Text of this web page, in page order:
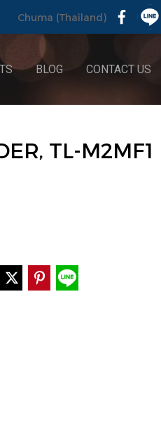
Chuma (Thailand)
BLOG CONTACT US
TL-M2MF1